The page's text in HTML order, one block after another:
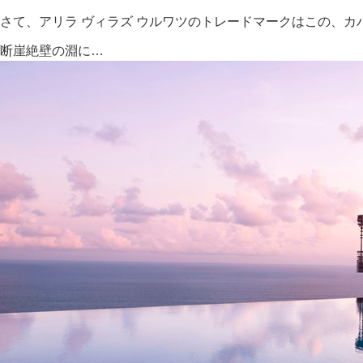
さて、アリラ ヴィラズ ウルワツのトレードマークはこの、カ
断崖絶壁の淵に…